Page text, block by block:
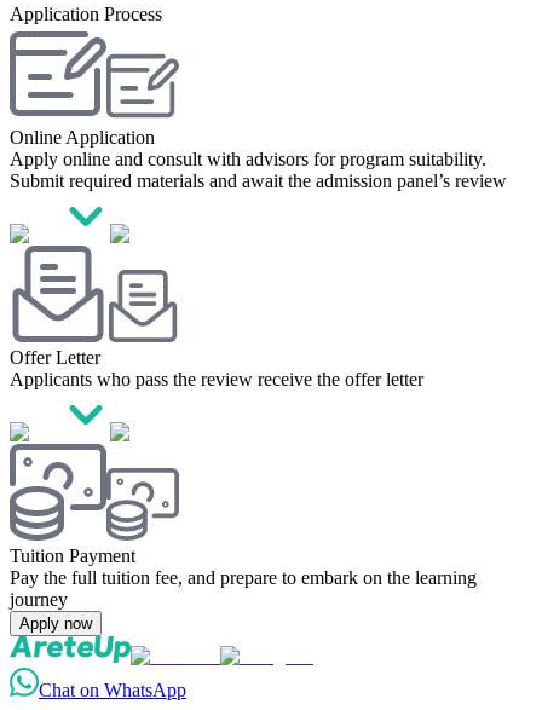
Application Process
Online Application
Apply online and consult with advisors for program suitability.
Submit required materials and await the admission panel’s review
Offer Letter
Applicants who pass the review receive the offer letter
Tuition Payment
Pay the full tuition fee, and prepare to embark on the learning
journey
Apply now
Chat on WhatsApp